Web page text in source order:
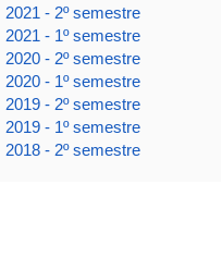
2021 - 2º semestre
2021 - 1º semestre
2020 - 2º semestre
2020 - 1º semestre
2019 - 2º semestre
2019 - 1º semestre
2018 - 2º semestre